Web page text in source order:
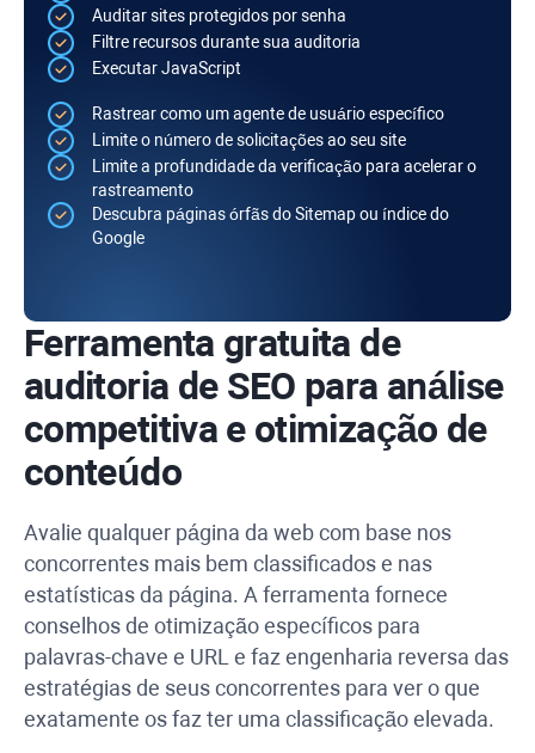
Auditar sites protegidos por senha
Filtre recursos durante sua auditoria
ExecutarJavaScript
Rastrear como um agente de usuário específico
Limite o número de solicitações ao seu site
Limite a profundidade da verificação para acelerar o
rastreamento
Descubra páginas órfãs doSitemapou índice do
Google
Ferramenta gratuita de
auditoria de SEO para análise
competitiva e otimização de
conteúdo
Avalie qualquer página da web com base nos
concorrentes mais bem classificados e nas
estatísticas da página. A ferramenta fornece
conselhos de otimização específicos para
palavras-chave e URL e faz engenharia reversa das
estratégias de seus concorrentes para ver o que
exatamente os faz ter uma classificação elevada.